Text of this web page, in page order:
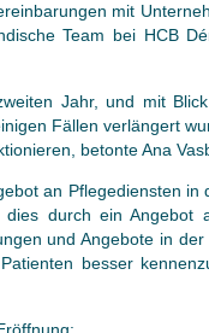
mit
Team bei HCB
Jahr, und mit
Fällen verlängert
betonte Ana
an Pflegediensten
durch ein Angebot
und Angebote in
besser